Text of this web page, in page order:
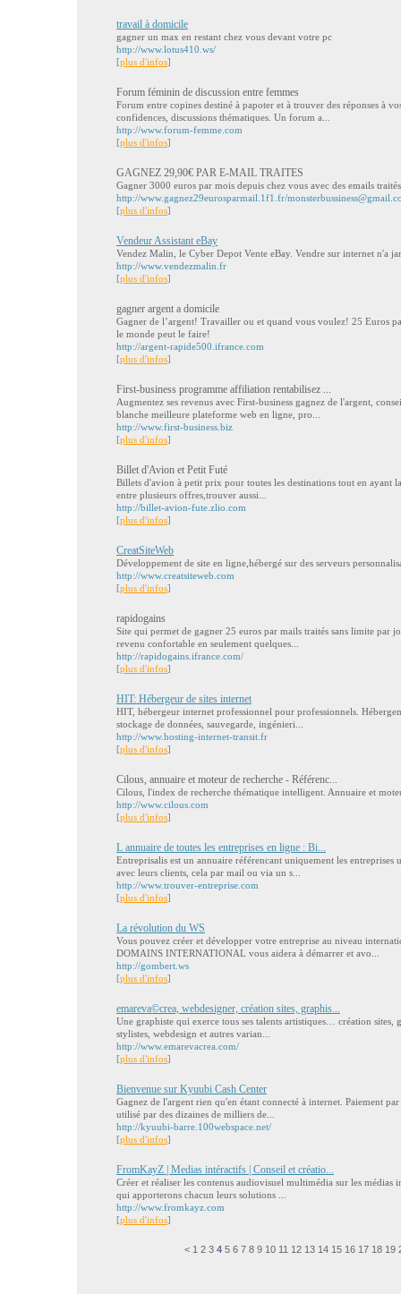
travail à domicile
gagner un max en restant chez vous devant votre pc
http://www.lotus410.ws/
[plus d'infos]
Forum féminin de discussion entre femmes
Forum entre copines destiné à papoter et à trouver des réponses à
confidences, discussions thématiques. Un forum a...
http://www.forum-femme.com
[plus d'infos]
GAGNEZ 29,90€ PAR E-MAIL TRAITES
Gagner 3000 euros par mois depuis chez vous avec des emails
http://www.gagnez29eurosparmail.1f1.fr/
[plus d'infos]
Vendeur Assistant eBay
Vendez Malin, le Cyber Depot Vente eBay. Vendre sur internet n'a
http://www.vendezmalin.fr
[plus d'infos]
gagner argent a domicile
Gagner de l’argent! Travailler ou et quand vous voulez! 25 Euros
le monde peut le faire!
http://argent-rapide500.ifrance.com
[plus d'infos]
First-business programme affiliation rentabilisez ...
Augmentez ses revenus avec First-business gagnez de l'argent,
blanche meilleure plateforme web en ligne, pro...
http://www.first-business.biz
[plus d'infos]
Billet d'Avion et Petit Futé
Billets d'avion à petit prix pour toutes les destinations tout en ayant
entre plusieurs offres,trouver aussi...
http://billet-avion-fute.zlio.com
[plus d'infos]
CreatSiteWeb
Développement de site en ligne,hébergé sur des serveurs
http://www.creatsiteweb.com
[plus d'infos]
rapidogains
Site qui permet de gagner 25 euros par mails traités sans limite par
revenu confortable en seulement quelques...
http://rapidogains.ifrance.com/
[plus d'infos]
HIT: Hébergeur de sites internet
HIT, hébergeur internet professionnel pour professionnels.
stockage de données, sauvegarde, ingénieri...
http://www.hosting-internet-transit.fr
[plus d'infos]
Cilous, annuaire et moteur de recherche - Référenc...
Cilous, l'index de recherche thématique intelligent. Annuaire et
http://www.cilous.com
[plus d'infos]
L annuaire de toutes les entreprises en ligne : Bi...
Entreprisalis est un annuaire référencant uniquement les
avec leurs clients, cela par mail ou via un s...
http://www.trouver-entreprise.com
[plus d'infos]
La révolution du WS
Vous pouvez créer et développer votre entreprise au niveau
DOMAINS INTERNATIONAL vous aidera à démarrer et avo...
http://gombert.ws
[plus d'infos]
emareva©crea, webdesigner, création sites, graphis...
Une graphiste qui exerce tous ses talents artistiques… création
stylistes, webdesign et autres varian...
http://www.emarevacrea.com/
[plus d'infos]
Bienvenue sur Kyuubi Cash Center
Gagnez de l'argent rien qu'en étant connecté à internet. Paiement
utilisé par des dizaines de milliers de...
http://kyuubi-barre.100webspace.net/
[plus d'infos]
FromKayZ | Medias intéractifs | Conseil et créatio...
Créer et réaliser les contenus audiovisuel multimédia sur les médias
qui apporterons chacun leurs solutions ...
http://www.fromkayz.com
[plus d'infos]
< 1 2 3 4 5 6 7 8 9 10 11 12 13 14 15 16 17 18 19